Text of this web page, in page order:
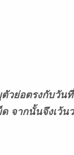
วย่อตรงกับวัน
ด จากนั้นจึงเว้